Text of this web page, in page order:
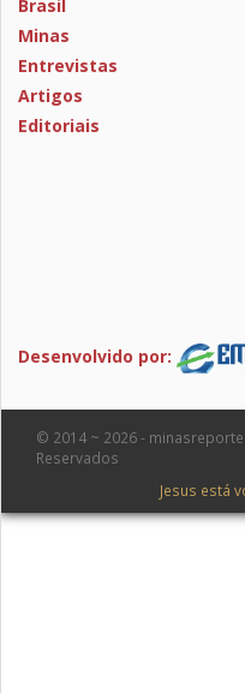
Brasil
Minas
Entrevistas
Artigos
Editoriais
Desenvolvido por:
© 2014 ~ 2026 -
Reservados
Jesus está